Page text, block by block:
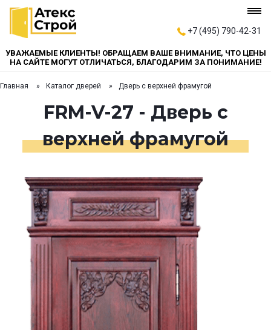
+7 (495) 790-42-31
УВАЖАЕМЫЕ КЛИЕНТЫ! ОБРАЩАЕМ ВАШЕ ВНИМАНИЕ, ЧТО ЦЕНЫ
НА САЙТЕ МОГУТ ОТЛИЧАТЬСЯ, БЛАГОДАРИМ ЗА ПОНИМАНИЕ!
Главная Каталог дверей Дверь с верхней фрамугой
FRM-V-27 - Дверь с
верхней фрамугой